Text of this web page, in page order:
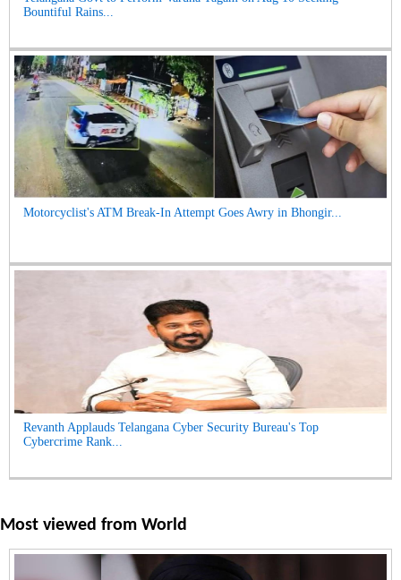
Bountiful Rains...
Motorcyclist's ATM Break-In Attempt Goes Awry in Bhongir...
Revanth Applauds Telangana Cyber Security Bureau's Top
Cybercrime Rank...
Most viewed from World